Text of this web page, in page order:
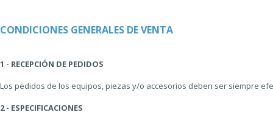
CONDICIONES GENERALES DE VENTA
1 - RECEPCIÓN DE PEDIDOS
Los pedidos de los equipos, piezas y/o accesorios deben ser siempre
2 - ESPECIFICACIONES